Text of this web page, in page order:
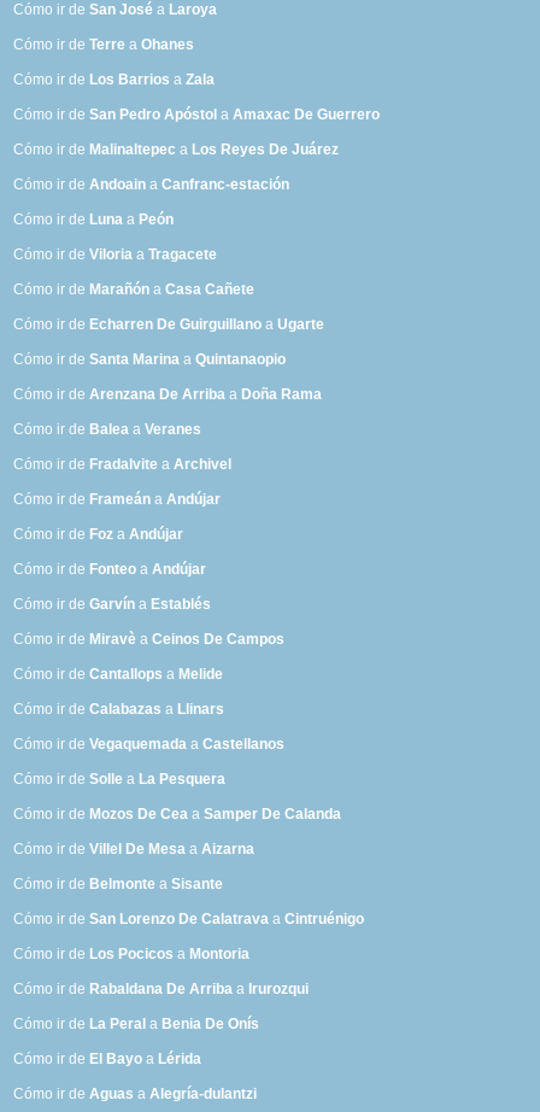
Cómo ir deSan José a Laroya
Cómo ir deTerre aOhanes
Cómo ir de Los Barrios aZala
Cómo ir deSan Pedro Apóstol aAmaxac De Guerrero
Cómo ir de Malinaltepec a Los Reyes De Juárez
Cómo ir deAndoain aCanfranc-estación
Cómo ir de Luna a Peón
Cómo ir deViloria aTragacete
Cómo ir de Marañón aCasa Cañete
Cómo ir de Echarren De Guirguillano aUgarte
Cómo ir deSanta Marina aQuintanaopio
Cómo ir deArenzana De Arriba a Doña Rama
Cómo ir de Balea aVeranes
Cómo ir de Fradalvite aArchivel
Cómo ir de Frameán aAndújar
Cómo ir de Foz aAndújar
Cómo ir de Fonteo aAndújar
Cómo ir deGarvín a Establés
Cómo ir de Miravè aCeinos De Campos
Cómo ir deCantallops a Melide
Cómo ir deCalabazas a Llinars
Cómo ir deVegaquemada aCastellanos
Cómo ir deSolle a La Pesquera
Cómo ir de Mozos De Cea aSamper De Calanda
Cómo ir deVillel De Mesa aAizarna
Cómo ir de Belmonte aSisante
Cómo ir deSan Lorenzo De Calatrava aCintruénigo
Cómo ir de Los Pocicos a Montoria
Cómo ir de Rabaldana De Arriba a Irurozqui
Cómo ir de La Peral a Benia De Onís
Cómo ir de El Bayo a Lérida
Cómo ir deAguas aAlegría-dulantzi